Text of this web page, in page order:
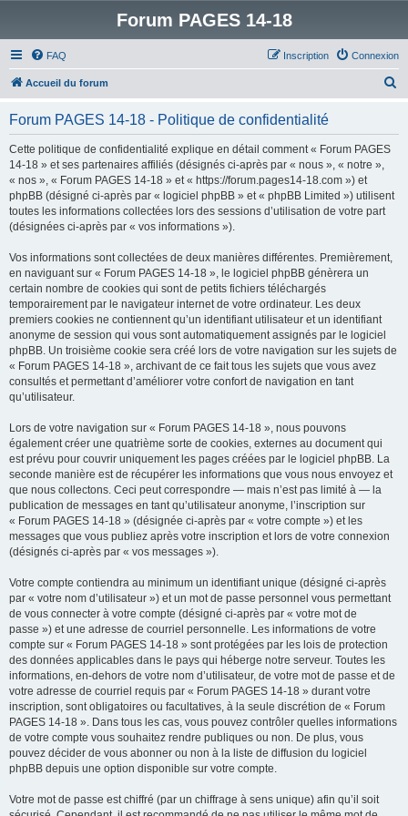
Forum PAGES 14-18
FAQ Connexion
Inscription
Accueil du forum
Forum PAGES 14-18 - Politique de confidentialité
Cette politique de confidentialité explique en détail comment « Forum PAGES
14-18 » et ses partenaires affiliés (désignés ci-après par « nous », « notre »,
« nos », « Forum PAGES 14-18 » et « https://forum.pages14-18.com ») et
phpBB (désigné ci-après par « logiciel phpBB » et « phpBB Limited ») utilisent
toutes les informations collectées lors des sessions d’utilisation de votre part
(désignées ci-après par « vos informations »).
Vos informations sont collectées de deux manières différentes. Premièrement,
en naviguant sur « Forum PAGES 14-18 », le logiciel phpBB génèrera un
certain nombre de cookies qui sont de petits fichiers téléchargés
temporairement par le navigateur internet de votre ordinateur. Les deux
premiers cookies ne contiennent qu’un identifiant utilisateur et un identifiant
anonyme de session qui vous sont automatiquement assignés par le logiciel
phpBB. Un troisième cookie sera créé lors de votre navigation sur les sujets de
« Forum PAGES 14-18 », archivant de ce fait tous les sujets que vous avez
consultés et permettant d’améliorer votre confort de navigation en tant
qu’utilisateur.
Lors de votre navigation sur « Forum PAGES 14-18 », nous pouvons
également créer une quatrième sorte de cookies, externes au document qui
est prévu pour couvrir uniquement les pages créées par le logiciel phpBB. La
seconde manière est de récupérer les informations que vous nous envoyez et
que nous collectons. Ceci peut correspondre — mais n’est pas limité à — la
publication de messages en tant qu’utilisateur anonyme, l’inscription sur
« Forum PAGES 14-18 » (désignée ci-après par « votre compte ») et les
messages que vous publiez après votre inscription et lors de votre connexion
(désignés ci-après par « vos messages »).
Votre compte contiendra au minimum un identifiant unique (désigné ci-après
par « votre nom d’utilisateur ») et un mot de passe personnel vous permettant
de vous connecter à votre compte (désigné ci-après par « votre mot de
passe ») et une adresse de courriel personnelle. Les informations de votre
compte sur « Forum PAGES 14-18 » sont protégées par les lois de protection
des données applicables dans le pays qui héberge notre serveur. Toutes les
informations, en-dehors de votre nom d’utilisateur, de votre mot de passe et de
votre adresse de courriel requis par « Forum PAGES 14-18 » durant votre
inscription, sont obligatoires ou facultatives, à la seule discrétion de « Forum
PAGES 14-18 ». Dans tous les cas, vous pouvez contrôler quelles informations
de votre compte vous souhaitez rendre publiques ou non. De plus, vous
pouvez décider de vous abonner ou non à la liste de diffusion du logiciel
phpBB depuis une option disponible sur votre compte.
Votre mot de passe est chiffré (par un chiffrage à sens unique) afin qu’il soit